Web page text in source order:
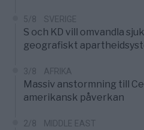
5/8 SVERIGE
S och KD vill omvandla
geografiskt
3/8 AFRIKA
Massiv anstormning till
amerikansk påverkan
2/8 MIDDLE EAST